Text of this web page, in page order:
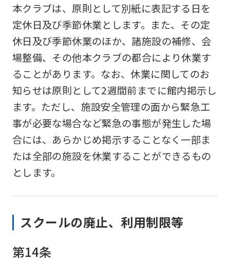
本クラブは、原則として別紙に表記する日を
定休日及び季節休業とします。また、その定
休日及び季節休業のほか、諸施設の補修、会
場整備、その他本クラブの都合により休業す
ることがあります。なお、休業に関してのお
知らせは原則として2週間前までに館内掲示し
ます。ただし、施設安全管理の面から緊急工
事が必要な場合など緊急の事態が発生した場
合には、あらかじめ掲示することなく一部ま
たは全部の施設を休業することができるもの
とします。
スクールの廃止、利用制限等
第14条
be
translated
mechanically,
so
it
may
not
be
an
accurate
may